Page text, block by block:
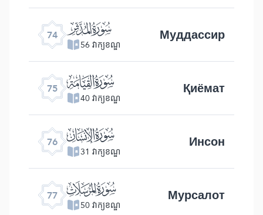
74 ﯷ
56 វាក្យខណ្ឌ Муддассир
75 ﯸ
40 វាក្យខណ្ឌ Қиёмат
76 ﯹ
31 វាក្យខណ្ឌ Инсон
77 ﯺ
50 វាក្យខណ្ឌ Мурсалот